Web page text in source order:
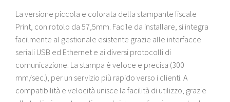
La versione piccola e colorata della stampante fiscale
Print, con rotolo da 57,5mm. Facile da installare, si integra
facilmente al gestionale esistente grazie alle interfacce
seriali USB ed Ethernet e ai diversi protocolli di
comunicazione. La stampa è veloce e precisa (300
mm/sec.), per un servizio più rapido verso i clienti. A
compatibilità e velocità unisce la facilità di utilizzo, grazie